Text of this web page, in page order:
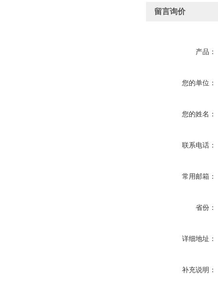
留言询价
产品：
您的单位：
您的姓名：
联系电话：
常用邮箱：
省份：
详细地址：
补充说明：